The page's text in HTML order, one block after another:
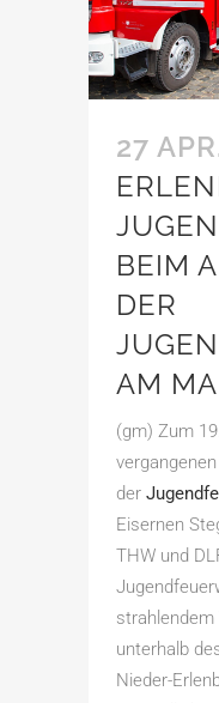
27
BEIM
DER
AM
(gm) Zum
der
Eisernen
THW und
unterhalb
Nieder-